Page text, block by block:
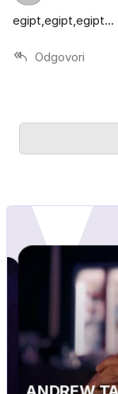
egipt,egipt,egipt...
Odgovori